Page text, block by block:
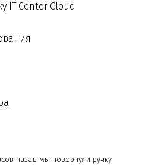
IT Center Cloud
назад мы повернули ручку